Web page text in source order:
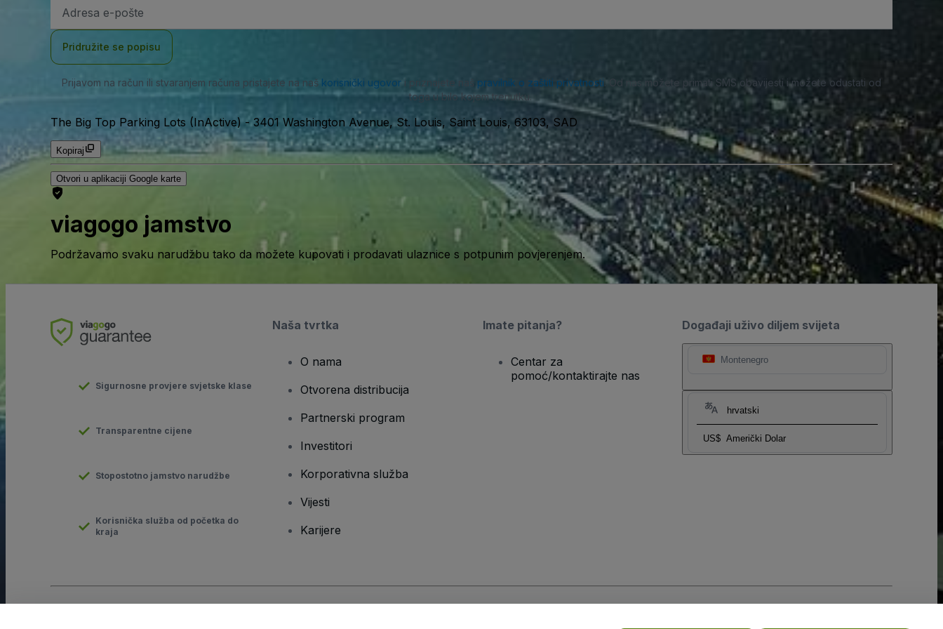
mail
Pridružite se popisu
Prijavom na račun ili stvaranjem računa pristajete na naš korisnički ugovor i priznajete naš pravilnik o zaštiti privatnosti . Od nas možete primati SMS obavijesti i možete odustati od
toga u bilo kojem trenutku.
The Big Top Parking Lots (InActive)-3401 Washington Avenue, St. Louis, Saint Louis, 63103, SAD
Kopiraj
Otvori u aplikaciji Google karte
viagogo jamstvo
Podržavamo svaku narudžbu tako da možete kupovati i prodavati ulaznice s potpunim povjerenjem.
Događaji uživo diljem svijeta
Montenegro
hrvatski
US$ Američki Dolar
Sigurnosne provjere svjetske klase
Transparentne cijene
Stopostotno jamstvo narudžbe
Korisnička služba od početka do
kraja
Naša tvrtka
O nama
Otvorena distribucija
Partnerski program
Investitori
Korporativna služba
Vijesti
Karijere
Imate pitanja?
Centar za
pomoć/kontaktirajte nas